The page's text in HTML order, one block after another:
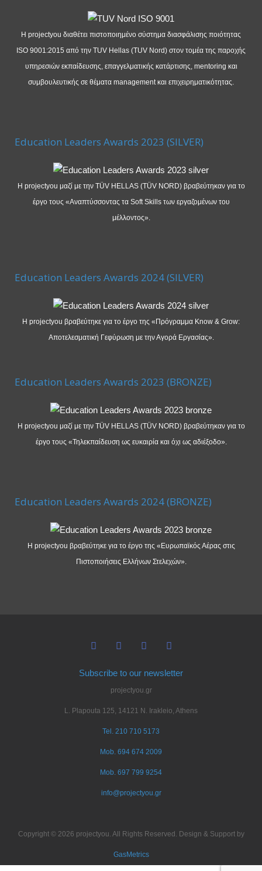
Η projectyou διαθέτει πιστοποιημένο σύστημα διασφάλισης ποιότητας
ISO 9001:2015 από την TUV Hellas (TUV Nord) στον τομέα της παροχής
υπηρεσιών εκπαίδευσης, επαγγελματικής κατάρτισης, mentoring και
συμβουλευτικής σε θέματα management και επιχειρηματικότητας.
Education Leaders Awards 2023 (SILVER)
Η projectyou μαζί με την TÜV HELLAS (TÜV NORD) βραβεύτηκαν για το
έργο τους «Αναπτύσσοντας τα Soft Skills των εργαζομένων του
μέλλοντος».
Education Leaders Awards 2024 (SILVER)
Η projectyou βραβεύτηκε για το έργο της «Πρόγραμμα Know & Grow:
Αποτελεσματική Γεφύρωση με την Αγορά Εργασίας».
Education Leaders Awards 2023 (BRONZE)
Η projectyou μαζί με την TÜV HELLAS (TÜV NORD) βραβεύτηκαν για το
έργο τους «Τηλεκπαίδευση ως ευκαιρία και όχι ως αδιέξοδο».
Education Leaders Awards 2024 (BRONZE)
Η projectyou βραβεύτηκε για το έργο της «Ευρωπαϊκός Αέρας στις
Πιστοποιήσεις Ελλήνων Στελεχών».
Subscribe to our newsletter
projectyou.gr
L. Plapouta 125, 14121 N. Irakleio, Athens
Tel. 210 710 5173
Mob. 694 674 2009
Mob. 697 799 9254
info@projectyou.gr
Copyright © 2026 projectyou. All Rights Reserved. Design & Support by
GasMetrics